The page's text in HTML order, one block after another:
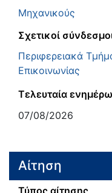
Μηχανικούς
Σχετικοί
Περιφερειακά
Επικοινωνίας
Τελευταία
07/08/2026
Αίτηση
Τύπος αίτησης